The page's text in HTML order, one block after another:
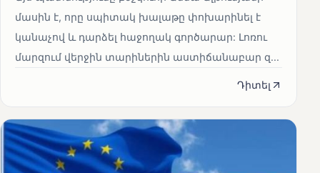
մասին է, որը սպիտակ խալաթը փոխարինել է
կանաչով և դարձել հաջողակ գործարար: Լոռու
մարզում վերջին տարիներին աստիճանաբար զ...
Դիտել